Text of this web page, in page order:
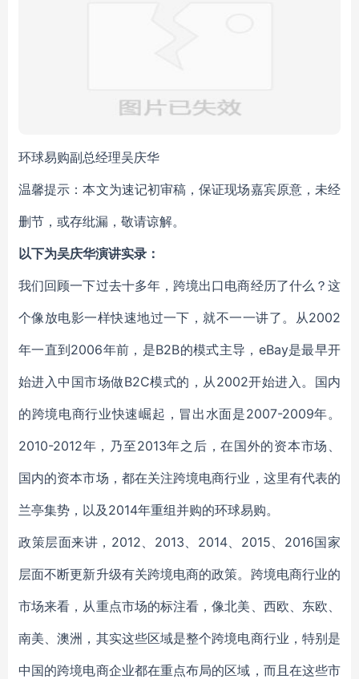
环球易购副总经理吴庆华
温馨提示：本文为速记初审稿，保证现场嘉宾原意，未经
删节，或存纰漏，敬请谅解。
以下为吴庆华演讲实录：
我们回顾一下过去十多年，跨境出口电商经历了什么？这
个像放电影一样快速地过一下，就不一一讲了。从2002
年一直到2006年前，是B2B的模式主导，eBay是最早开
始进入中国市场做B2C模式的，从2002开始进入。国内
的跨境电商行业快速崛起，冒出水面是2007-2009年。
2010-2012年，乃至2013年之后，在国外的资本市场、
国内的资本市场，都在关注跨境电商行业，这里有代表的
兰亭集势，以及2014年重组并购的环球易购。
政策层面来讲，2012、2013、2014、2015、2016国家
层面不断更新升级有关跨境电商的政策。跨境电商行业的
市场来看，从重点市场的标注看，像北美、西欧、东欧、
南美、澳洲，其实这些区域是整个跨境电商行业，特别是
中国的跨境电商企业都在重点布局的区域，而且在这些市